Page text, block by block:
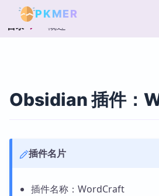
PKMER
目录 概述
Obsidian 插件：
插件名片
插件名称：WordCraft